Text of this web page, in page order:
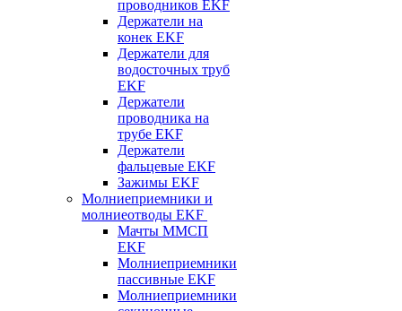
проводников EKF
Держатели на
конек EKF
Держатели для
водосточных труб
EKF
Держатели
проводника на
трубе EKF
Держатели
фальцевые EKF
Зажимы EKF
Молниеприемники и
молниеотводы EKF
Мачты ММСП
EKF
Молниеприемники
пассивные EKF
Молниеприемники